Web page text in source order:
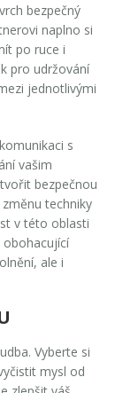
bezpečný
naplno si
po ruce i
pro udržování
jednotlivými
s
vašim
bezpečnou
techniky
v této oblasti
obohacující
ale i
Vyberte si
mysl od